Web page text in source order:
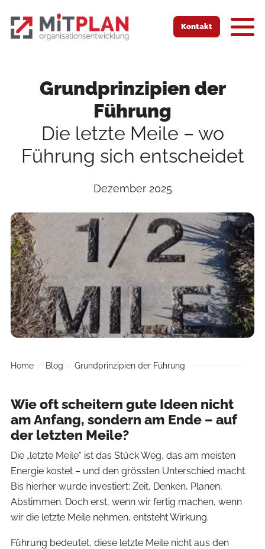
Kontakt
Home Blog Grundprinzipien der Führung
Grundprinzipien der
Führung
Die letzte Meile – wo
Führung sich entscheidet
Dezember 2025
Wie oft scheitern gute Ideen nicht
am Anfang, sondern am Ende – auf
der letzten Meile?
Die „letzte Meile“ ist das Stück Weg, das am meisten
Energie kostet – und den grössten Unterschied macht.
Bis hierher wurde investiert: Zeit, Denken, Planen,
Abstimmen. Doch erst, wenn wir fertig machen, wenn
wir die letzte Meile nehmen, entsteht Wirkung.
Führung bedeutet, diese letzte Meile nicht aus den